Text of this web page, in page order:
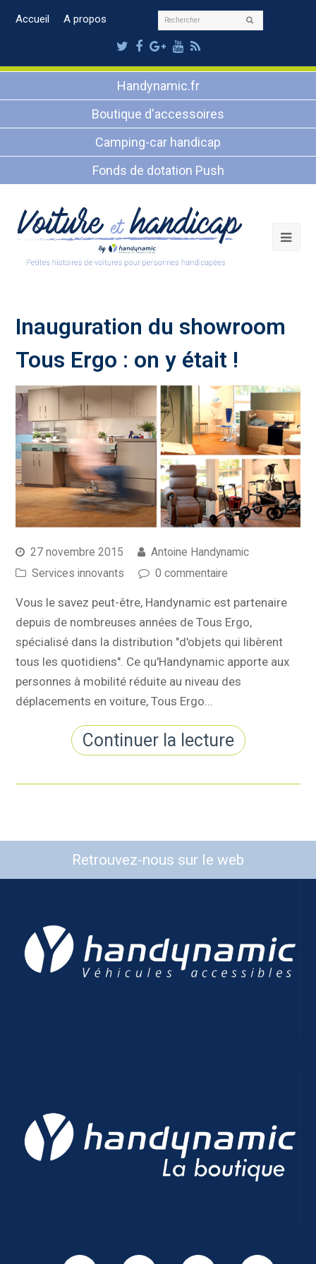
Accueil A propos Rechercher
Twitter
Facebook
Google
Plus
Youtube
RSS
Handynamic.fr
Boutique d'accessoires
Camping-car handicap
Fonds de dotation Push
Inauguration du showroom
Tous Ergo : on y était !
27 novembre 2015
Antoine Handynamic
Services innovants
0 commentaire
Vous le savez peut-être, Handynamic est partenaire
depuis de nombreuses années de Tous Ergo,
spécialisé dans la distribution "d'objets qui libèrent
tous les quotidiens". Ce qu'Handynamic apporte aux
personnes à mobilité réduite au niveau des
déplacements en voiture, Tous Ergo…
Continuer la lecture
Retrouvez-nous sur le web